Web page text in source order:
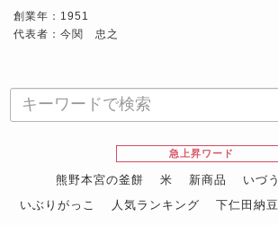
創業年：1951
代表者：今関 忠之
急上昇ワード
熊野本宮の釜餅 米 新商品 いづう
いぶりがっこ
人気ランキング 下仁田納豆